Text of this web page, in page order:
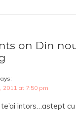
on Din
2011 at 7:50 pm
intors…astept